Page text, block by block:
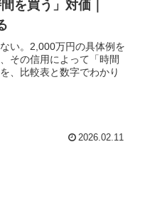
を買う」対価｜
い。2,000万円の具体例を
その信用によって「時間
、比較表と数字でわかり
2026.02.11